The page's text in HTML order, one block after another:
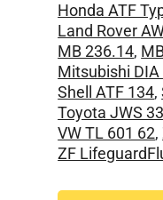
Honda ATF
Land Rover
MB 236.14,
Mitsubishi DIA
Shell ATF 134,
Toyota JWS
VW TL 601 62,
ZF